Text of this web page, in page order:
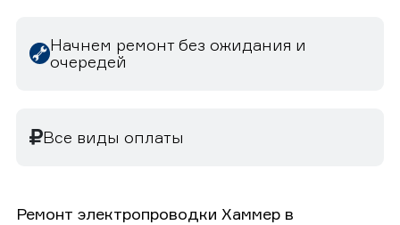
Начнем ремонт без ожидания и
очередей
Все виды оплаты
Ремонт электропроводки Хаммер в